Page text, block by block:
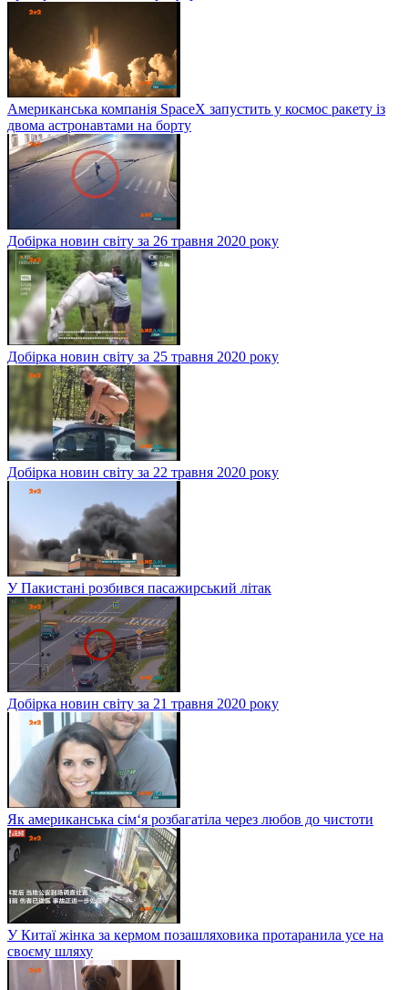
Американська компанія SpaceX запустить у космос ракету із
двома астронавтами на борту
Добірка новин світу за 26 травня 2020 року
Добірка новин світу за 25 травня 2020 року
Добірка новин світу за 22 травня 2020 року
У Пакистані розбився пасажирський літак
Добірка новин світу за 21 травня 2020 року
Як американська сім‘я розбагатіла через любов до чистоти
У Китаї жінка за кермом позашляховика протаранила усе на
своєму шляху